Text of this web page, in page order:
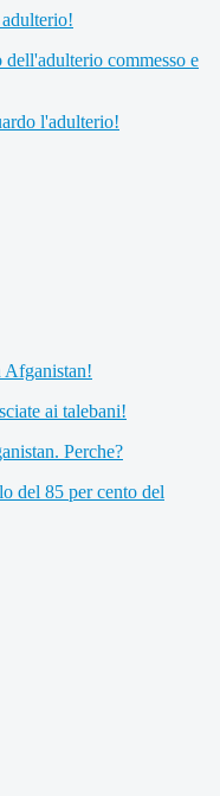
commesso e
l'adulterio!
Afganistan!
ai talebani!
Perche?
del 85 per cento del